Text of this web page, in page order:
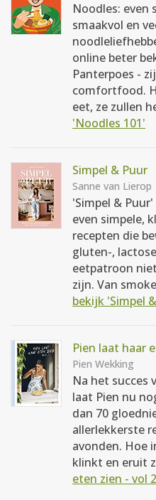
Noodles: even
smaakvol en
online beter
Panterpoes -
comfortfood.
eet, ze zullen
'Noodles 101'
Simpel & Puur
Sanne van Lierop
'Simpel &
even simpele,
recepten die
gluten-,
eetpatroon
zijn. Van
bekijk 'Simpel
Pien laat haar
Pien Wekking
Na het succes
laat Pien nu
dan 70
allerlekkerste
avonden. Hoe
klinkt en eruit
eten zien - vol